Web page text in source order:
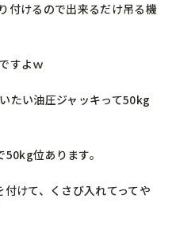
付けるので出来るだけ吊る機
すよｗ
たい油圧ジャッキって50kg
位あります。
けて、くさび入れてってや